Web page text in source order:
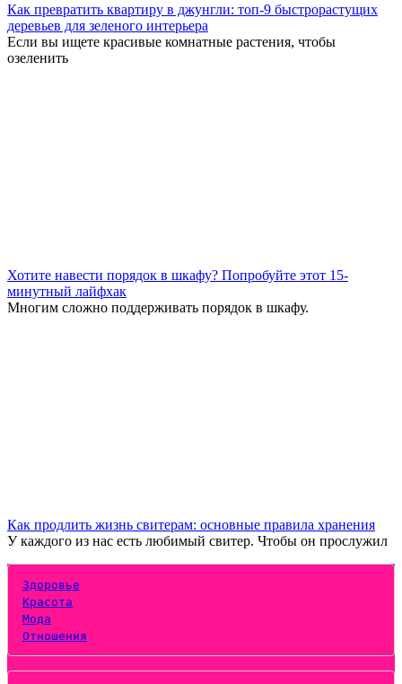
Как превратить квартиру в джунгли: топ-9 быстрорастущих
деревьев для зеленого интерьера
Eсли вы ищете красивые комнатные растения, чтобы
озеленить
Хотите навести порядок в шкафу? Попробуйте этот 15-
минутный лайфхак
Многим сложно поддерживать порядок в шкафу.
Как продлить жизнь свитерам: основные правила хранения
У каждого из нас есть любимый свитер. Чтобы он прослужил
Здоровье
Красота
Мода
Отношения